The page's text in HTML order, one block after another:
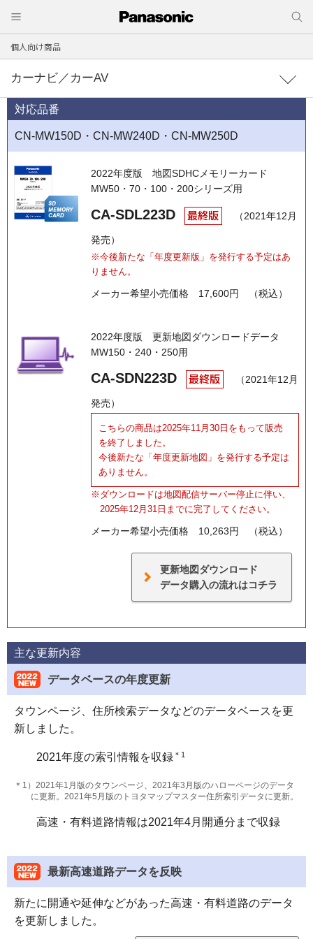
個人向け商品
カーナビ／カーAV
対応品番
CN-MW150D・CN-MW240D・CN-MW250D
2022年度版地図SDHCメモリーカード
MW50・70・100・200シリーズ用
CA-SDL223D （2021年12月
発売）
※今後新たな「年度更新版」を発行する予定はあ
りません。
メーカー希望小売価格 17,600円 （税込）
2022年度版更新地図ダウンロードデータ
MW150・240・250用
CA-SDN223D （2021年12月
発売）
こちらの商品は2025年11月30日をもって販売
を終了しました。
今後新たな「年度更新地図」を発行する予定は
ありません。
※ダウンロードは地図配信サーバー停止に伴い、
2025年12月31日までに完了してください。
メーカー希望小売価格 10,263円 （税込）
更新地図ダウンロード
データ購入の流れはコチラ
主な更新内容
データベースの年度更新
タウンページ、住所検索データなどのデータベースを更
新しました。
2021年度の索引情報を収録 ＊1
＊1）2021年1月版のタウンページ、2021年3月版のハローページのデータ
に更新。2021年5月版のトヨタマップマスター住所索引データに更新。
高速・有料道路情報は2021年4月開通分まで収録
最新高速道路データを反映
新たに開通や延伸などがあった高速・有料道路のデータ
を更新しました。